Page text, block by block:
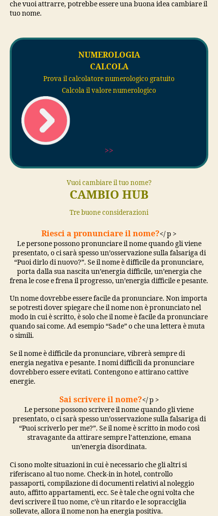
che vuoi attrarre, potrebbe essere una buona idea cambiare il
tuo nome.
NUMEROLOGIA
CALCOLA
Prova il calcolatore numerologico gratuito
Calcola il valore numerologico
>>
Vuoi cambiare il tuo nome?
CAMBIO HUB
Tre buone considerazioni
Riesci a pronunciare il nome?</ p >
Le persone possono pronunciare il nome quando gli viene
presentato, o ci sarà spesso un’osservazione sulla falsariga di
“Puoi dirlo di nuovo?”. Se il nome è difficile da pronunciare,
porta dalla sua nascita un’energia difficile, un’energia che
frena le cose e frena il progresso, un’energia difficile e pesante.
Un nome dovrebbe essere facile da pronunciare. Non importa
se potresti dover spiegare che il nome non è pronunciato nel
modo in cui è scritto, è solo che il nome è facile da pronunciare
quando sai come. Ad esempio “Sade” o che una lettera è muta
o simili.
Se il nome è difficile da pronunciare, vibrerà sempre di
energia negativa e pesante. I nomi difficili da pronunciare
dovrebbero essere evitati. Contengono e attirano cattive
energie.
Sai scrivere il nome?</ p >
Le persone possono scrivere il nome quando gli viene
presentato, o ci sarà spesso un’osservazione sulla falsariga di
“Puoi scriverlo per me?”. Se il nome è scritto in modo così
stravagante da attirare sempre l’attenzione, emana
un’energia disordinata.
Ci sono molte situazioni in cui è necessario che gli altri si
riferiscano al tuo nome. Check-in in hotel, controllo
passaporti, compilazione di documenti relativi al noleggio
auto, affitto appartamenti, ecc. Se è tale che ogni volta che
devi scrivere il tuo nome, c’è un ritardo e le sopracciglia
sollevate, allora il nome non ha energia positiva.